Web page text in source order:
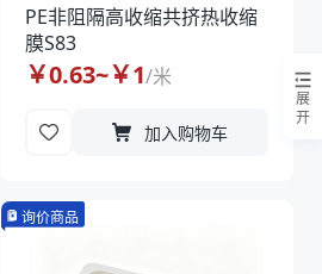
PE非阻隔高收缩共挤热收缩
膜S83
￥0.63~￥1/米
加入购物车
询价商品
展
开